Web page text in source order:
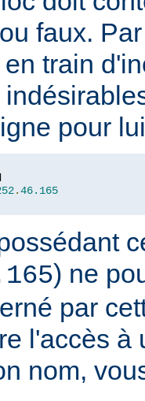
faux.
train
pour
.46.165
) ne
par
l'accès à
nom,